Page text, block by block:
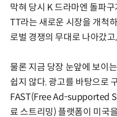
막혀 당시 K 드라마엔 돌파
TT라는 새로운 시장을 개척
로벌 경쟁의 무대로 나아갔
물론 지금 당장 눈앞에 보이
쉽지 않다. 광고를 바탕으로
FAST(Free Ad-supported
료 스트리밍) 플랫폼이 미국